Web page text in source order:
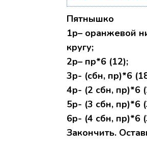
Пятнышко
1р– оранжевой
кругу;
2р– пр*6 (12);
3р- (сбн, пр)*6
4р- (2 сбн, пр)*6
5р- (3 сбн, пр)*6
6р- (4 сбн, пр)*6
Закончить.